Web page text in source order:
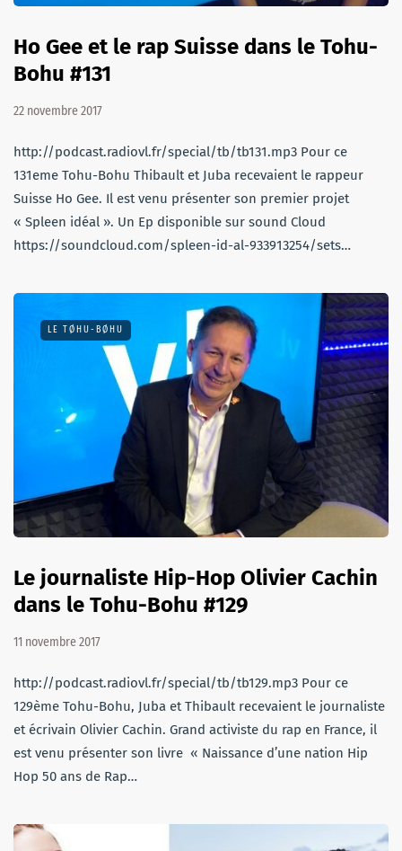
Ho Gee et le rap Suisse dans le Tohu-
Bohu #131
22 novembre 2017
http://podcast.radiovl.fr/special/tb/tb131.mp3 Pour ce
131eme Tohu-Bohu Thibault et Juba recevaient le rappeur
Suisse Ho Gee. Il est venu présenter son premier projet
« Spleen idéal ». Un Ep disponible sur sound Cloud
https://soundcloud.com/spleen-id-al-933913254/sets…
LE TØHU-BØHU
Le journaliste Hip-Hop Olivier Cachin
dans le Tohu-Bohu #129
11 novembre 2017
http://podcast.radiovl.fr/special/tb/tb129.mp3 Pour ce
129ème Tohu-Bohu, Juba et Thibault recevaient le journaliste
et écrivain Olivier Cachin. Grand activiste du rap en France, il
est venu présenter son livre « Naissance d’une nation Hip
Hop 50 ans de Rap…